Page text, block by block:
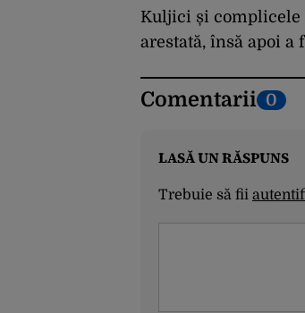
Kuljici și complicele
arestată, însă apoi a
Comentarii 0
LASĂ UN RĂSPUNS
Trebuie să fii